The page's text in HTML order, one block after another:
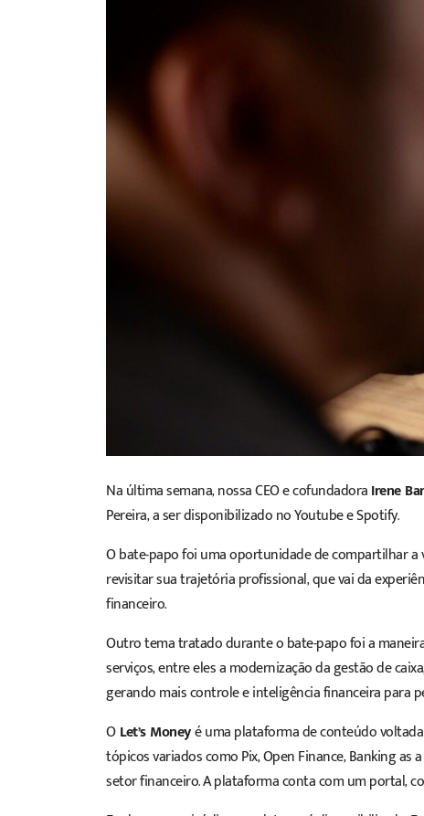
Na última semana, nossa CEO e cofundadoraIrene
Pereira, a ser disponibilizado no Youtube e Spotify.
O bate-papo foi uma oportunidade de compartilhar
revisitar sua trajetória profissional, que vai da
financeiro.
Outro tema tratado durante o bate-papo foi a
serviços, entre eles a modernização da gestão de
gerando mais controle e inteligência financeira para
OLet’s Moneyé uma plataforma de conteúdo
tópicos variados como Pix, Open Finance, Banking
setor financeiro. A plataforma conta com um portal,